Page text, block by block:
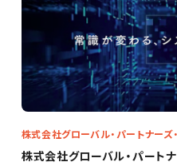
株式会社グローバル・パート
株式会社グローバル・パートナーズ